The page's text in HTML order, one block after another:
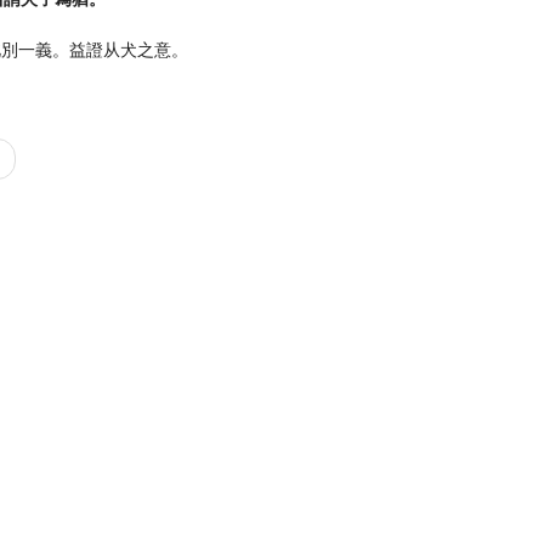
一義。益證从犬之意。